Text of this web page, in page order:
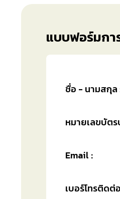
แบบฟอร์มก
ชื่อ - นามสกุล
หมายเลขบัตร
Email :
เบอร์โทรติดต่